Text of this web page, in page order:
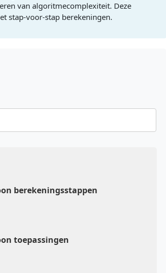
van algoritmecomplexiteit. Deze
stap-voor-stap berekeningen.
berekeningsstappen
toepassingen